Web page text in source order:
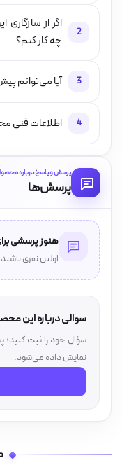
2
اگر از
چه کار کنم؟
3 آیا می‌توانم
4 اطلاعات فنی
پرسش و پاسخ درباره
پرسش‌ها
هنوز پرسشی
اولین نفری
سوالی درباره این
سؤال خود را ثبت
نمایش داده می‌شود.